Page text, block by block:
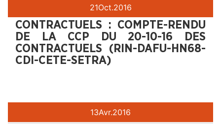
21Oct.2016
CONTRACTUELS : COMPTE-RENDU
DE LA CCP DU 20-10-16 DES
CONTRACTUELS (RIN-DAFU-HN68-
CDI-CETE-SETRA)
13Avr.2016